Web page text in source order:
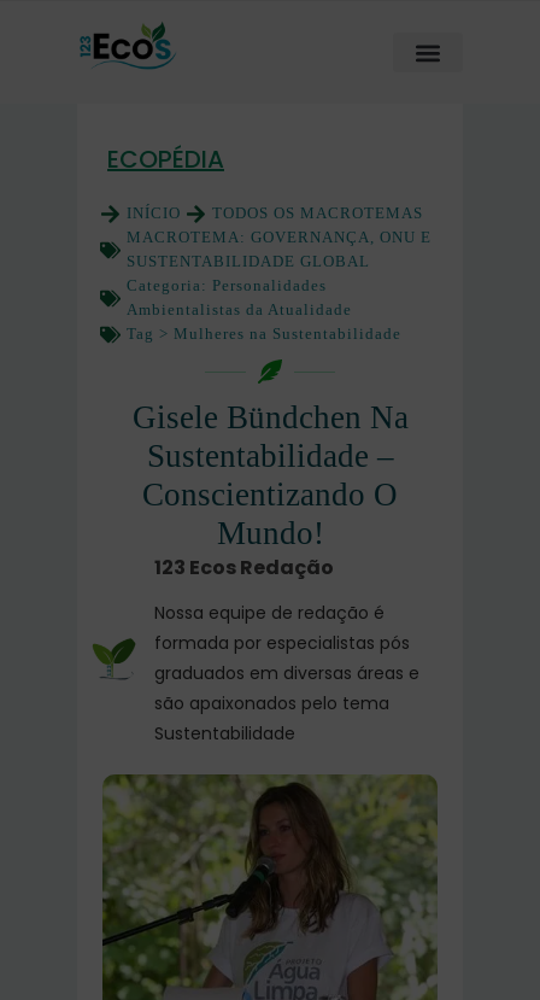
ECOPÉDIA
INÍCIO
TODOS OS MACROTEMAS
MACROTEMA: GOVERNANÇA, ONU E
SUSTENTABILIDADE GLOBAL
Categoria: Personalidades
Ambientalistas da Atualidade
Tag > Mulheres na Sustentabilidade
Gisele Bündchen Na
Sustentabilidade –
Conscientizando O
Mundo!
123 Ecos Redação
Nossa equipe de redação é
formada por especialistas pós
graduados em diversas áreas e
são apaixonados pelo tema
Sustentabilidade